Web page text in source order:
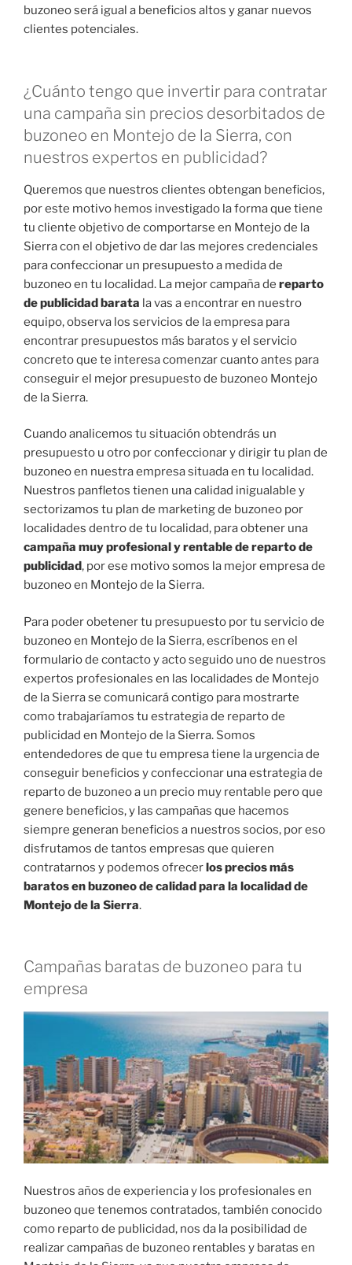
buzoneo será igual a beneficios altos y ganar nuevos
clientes potenciales.
¿Cuánto tengo que invertir para contratar
una campaña sin precios desorbitados de
buzoneo en Montejo de la Sierra, con
nuestros expertos en publicidad?
Queremos que nuestros clientes obtengan beneficios,
por este motivo hemos investigado la forma que tiene
tu cliente objetivo de comportarse en Montejo de la
Sierra con el objetivo de dar las mejores credenciales
para confeccionar un presupuesto a medida de
buzoneo en tu localidad. La mejor campaña de reparto
de publicidad barata la vas a encontrar en nuestro
equipo, observa los servicios de la empresa para
encontrar presupuestos más baratos y el servicio
concreto que te interesa comenzar cuanto antes para
conseguir el mejor presupuesto de buzoneo Montejo
de la Sierra.
Cuando analicemos tu situación obtendrás un
presupuesto u otro por confeccionar y dirigir tu plan de
buzoneo en nuestra empresa situada en tu localidad.
Nuestros panfletos tienen una calidad inigualable y
sectorizamos tu plan de marketing de buzoneo por
localidades dentro de tu localidad, para obtener una
campaña muy profesional y rentable de reparto de
publicidad, por ese motivo somos la mejor empresa de
buzoneo en Montejo de la Sierra.
Para poder obetener tu presupuesto por tu servicio de
buzoneo en Montejo de la Sierra, escríbenos en el
formulario de contacto y acto seguido uno de nuestros
expertos profesionales en las localidades de Montejo
de la Sierra se comunicará contigo para mostrarte
como trabajaríamos tu estrategia de reparto de
publicidad en Montejo de la Sierra. Somos
entendedores de que tu empresa tiene la urgencia de
conseguir beneficios y confeccionar una estrategia de
reparto de buzoneo a un precio muy rentable pero que
genere beneficios, y las campañas que hacemos
siempre generan beneficios a nuestros socios, por eso
disfrutamos de tantos empresas que quieren
contratarnos y podemos ofrecerlos precios más
baratos en buzoneo de calidad para la localidad de
Montejo de la Sierra.
Campañas baratas de buzoneo para tu
empresa
Nuestros años de experiencia y los profesionales en
buzoneo que tenemos contratados, también conocido
como reparto de publicidad, nos da la posibilidad de
realizar campañas de buzoneo rentables y baratas en